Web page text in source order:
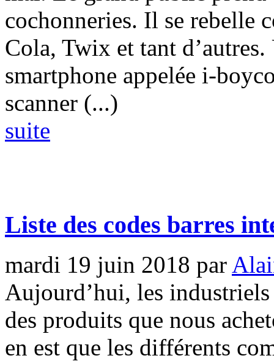
cochonneries. Il se rebelle
Cola, Twix et tant
smartphone appelée i-
scanner (...)
suite
Liste des codes barres
mardi 19 juin 2018 par
Aujourd’hui, les
des produits que nous
en est que les différents